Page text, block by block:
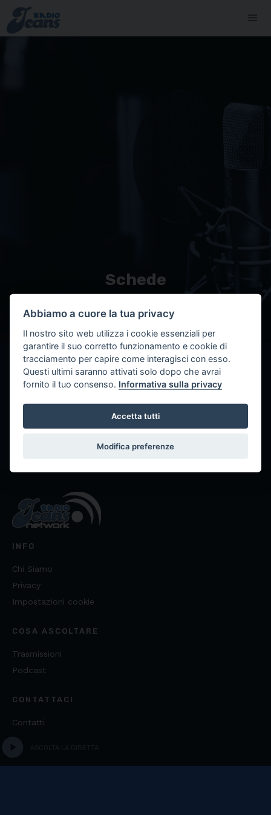
Schede
SCHEDE DI RADIOWEB CALVINO Tutti i contributi
play_circle_filled
INFO
Chi Siamo
Privacy
Impostazioni cookie
COSA ASCOLTARE
Trasmissioni
Podcast
CONTATTACI
Contatti
Copyright ©2026Fondazione Media Literacy E.T.S. -
Abbiamo a cuore la tua privacy
Il nostro sito web utilizza i cookie essenziali per
garantire il suo corretto funzionamento e cookie di
tracciamento per capire come interagisci con esso.
Questi ultimi saranno attivati solo dopo che avrai
fornito il tuo consenso. Informativa sulla privacy
Accetta tutti
Modifica preferenze